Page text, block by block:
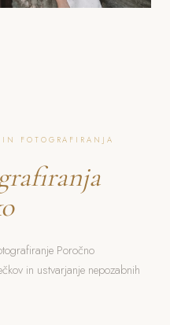
IN FOTOGRAFIRANJA
Poročno
in ustvarjanje nepozabnih